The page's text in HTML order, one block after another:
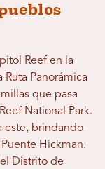
Reef en la
Ruta Panorámica
que pasa
National Park.
este, brindando
Hickman.
Distrito de